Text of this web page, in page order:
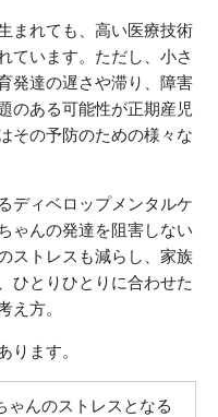
まれても、高い医療技術
ています。ただし、小さ
発達の遅さや滞り、障害
のある可能性が正期産児
その予防のための様々な
ディベロップメンタルケ
ゃんの発達を阻害しない
ストレスも減らし、家族
ひとりひとりに合わせた
え方。
ります。
んのストレスとなる